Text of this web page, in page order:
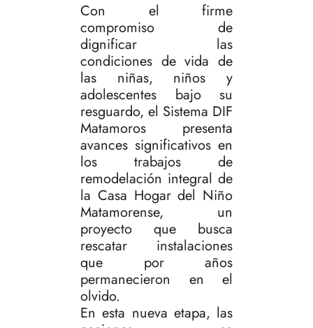
Con el firme
compromiso de
dignificar las
condiciones de vida de
las niñas, niños y
adolescentes bajo su
resguardo, el Sistema DIF
Matamoros presenta
avances significativos en
los trabajos de
remodelación integral de
la Casa Hogar del Niño
Matamorense, un
proyecto que busca
rescatar instalaciones
que por años
permanecieron en el
olvido.
En esta nueva etapa, las